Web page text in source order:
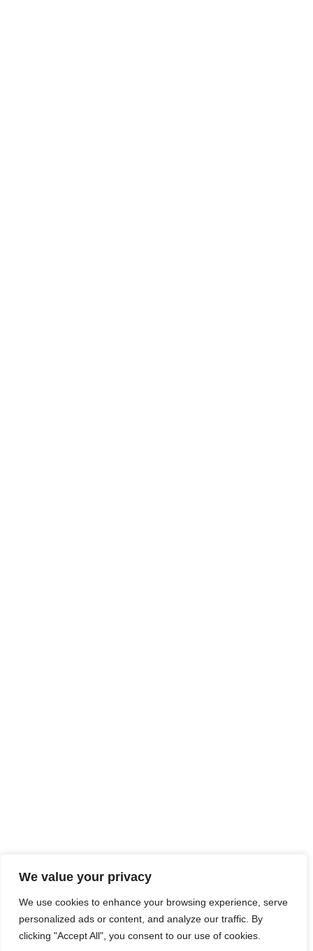
We value your privacy
We use cookies to enhance your browsing experience, serve
personalized ads or content, and analyze our traffic. By
clicking "Accept All", you consent to our use of cookies.